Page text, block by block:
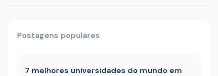
Postagens populares
7 melhores universidades do mundo em